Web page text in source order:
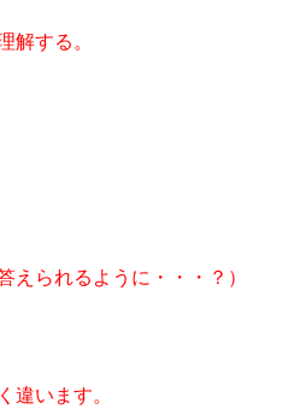
解する。
えられるように・・・？）
違います。